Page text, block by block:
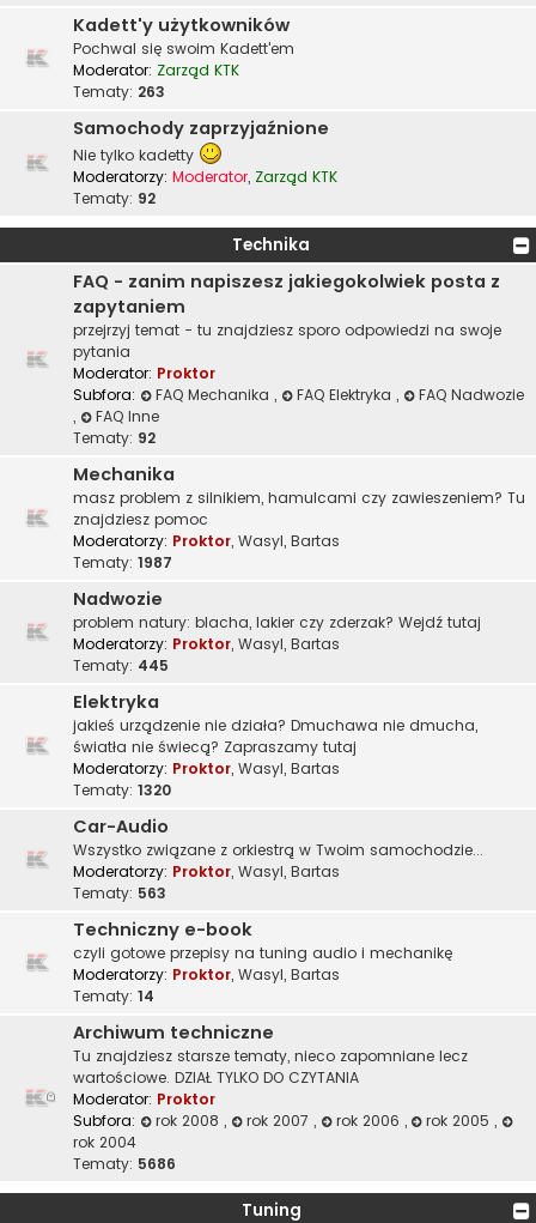
Kadett'y użytkowników
Pochwal się swoim Kadett'em
Moderator: Zarząd KTK
Tematy: 263
Samochody zaprzyjaźnione
Nie tylko kadetty
Moderatorzy: Moderator, Zarząd KTK
Tematy: 92
Technika
FAQ - zanim napiszesz jakiegokolwiek posta z
zapytaniem
przejrzyj temat - tu znajdziesz sporo odpowiedzi na swoje
pytania
Moderator: Proktor
Subfora:
FAQ Mechanika , FAQ Elektryka ,
FAQ Nadwozie
,
FAQ Inne
Tematy: 92
Mechanika
masz problem z silnikiem, hamulcami czy zawieszeniem? Tu
znajdziesz pomoc
Moderatorzy: Proktor, Wasyl, Bartas
Tematy: 1987
Nadwozie
problem natury: blacha, lakier czy zderzak? Wejdź tutaj
Moderatorzy: Proktor, Wasyl, Bartas
Tematy: 445
Elektryka
jakieś urządzenie nie działa? Dmuchawa nie dmucha,
światła nie świecą? Zapraszamy tutaj
Moderatorzy: Proktor, Wasyl, Bartas
Tematy: 1320
Car-Audio
Wszystko związane z orkiestrą w Twoim samochodzie...
Moderatorzy: Proktor, Wasyl, Bartas
Tematy: 563
Techniczny e-book
czyli gotowe przepisy na tuning audio i mechanikę
Moderatorzy: Proktor, Wasyl, Bartas
Tematy: 14
Archiwum techniczne
Tu znajdziesz starsze tematy, nieco zapomniane lecz
wartościowe. DZIAŁ TYLKO DO CZYTANIA
Moderator: Proktor
Subfora:
rok 2008 , rok 2007 , rok 2006 , rok 2005,
rok 2004
Tematy: 5686
Tuning